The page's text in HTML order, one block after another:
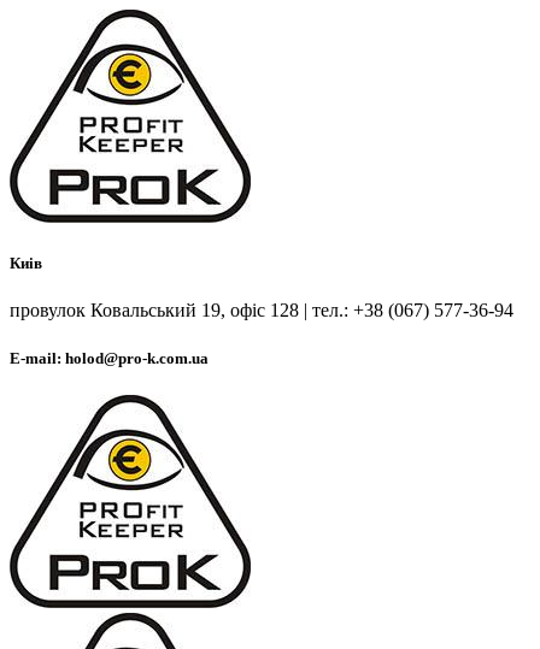
Киів
провулок Ковальський 19, офіс 128 | тел.: +38 (067) 577-36-94
E-mail: holod@pro-k.com.ua